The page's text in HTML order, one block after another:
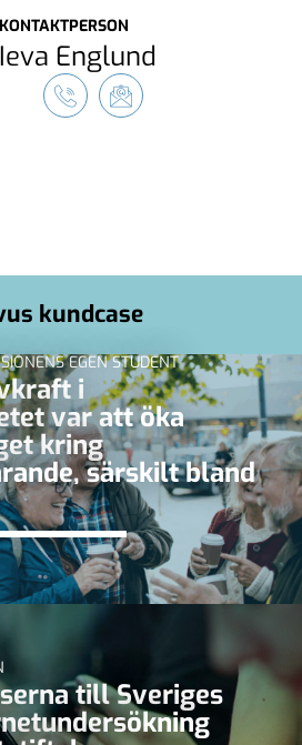
KONTAKTPERSON
Ieva Englund
kundcase
EGEN STUDENT
i
var att öka
kring
särskilt bland
till Sveriges